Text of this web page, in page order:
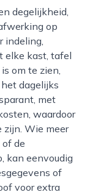
op
indeling,
elke kast, tafel
om te zien,
dagelijks
met
waardoor
zijn. Wie meer
de
kan eenvoudig
of
voor extra